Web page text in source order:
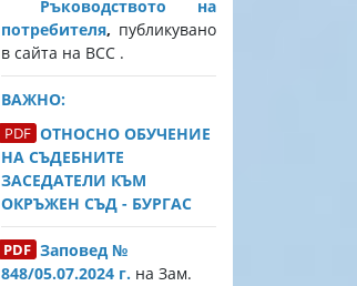
Ръководството на
потребителя, публикувано
в сайта на ВСС .
ВАЖНО:
ОТНОСНО ОБУЧЕНИЕ
НА СЪДЕБНИТЕ
ЗАСЕДАТЕЛИ КЪМ
ОКРЪЖЕН СЪД - БУРГАС
Заповед №
848/05.07.2024 г. на Зам.